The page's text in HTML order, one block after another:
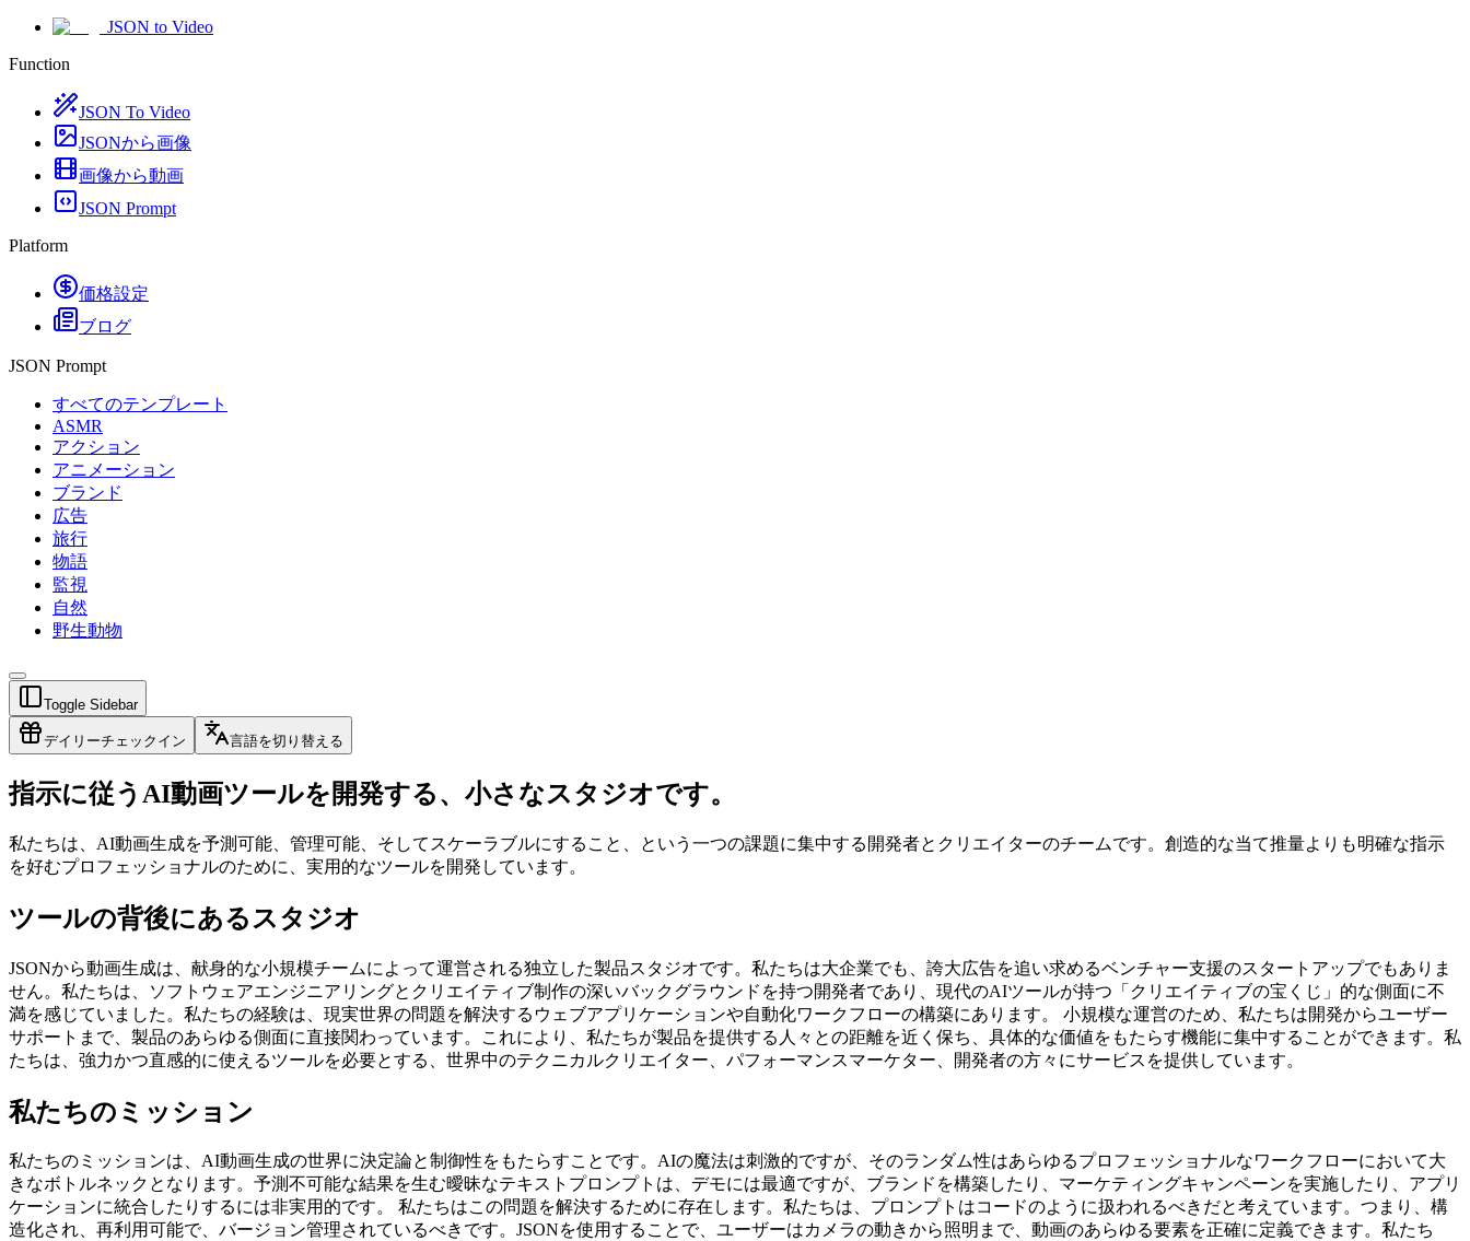
JSON to Video
Function
JSON To Video
JSONから画像
画像から動画
JSON Prompt
Platform
価格設定
ブログ
JSON Prompt
すべてのテンプレート
ASMR
アクション
アニメーション
ブランド
広告
旅行
物語
監視
自然
野生動物
Toggle Sidebar
デイリーチェックイン 言語を切り替える
指示に従うAI動画ツールを開発する、小さなスタジオです。
私たちは、AI動画生成を予測可能、管理可能、そしてスケーラブルにすること、という一つの課題に集中する開発者とクリエイターのチームです。創造的な当て推量よりも明確な指示
を好むプロフェッショナルのために、実用的なツールを開発しています。
ツールの背後にあるスタジオ
JSONから動画生成は、献身的な小規模チームによって運営される独立した製品スタジオです。私たちは大企業でも、誇大広告を追い求めるベンチャー支援のスタートアップでもありま
せん。私たちは、ソフトウェアエンジニアリングとクリエイティブ制作の深いバックグラウンドを持つ開発者であり、現代のAIツールが持つ「クリエイティブの宝くじ」的な側面に不
満を感じていました。私たちの経験は、現実世界の問題を解決するウェブアプリケーションや自動化ワークフローの構築にあります。 小規模な運営のため、私たちは開発からユーザー
サポートまで、製品のあらゆる側面に直接関わっています。これにより、私たちが製品を提供する人々との距離を近く保ち、具体的な価値をもたらす機能に集中することができます。私
たちは、強力かつ直感的に使えるツールを必要とする、世界中のテクニカルクリエイター、パフォーマンスマーケター、開発者の方々にサービスを提供しています。
私たちのミッション
私たちのミッションは、AI動画生成の世界に決定論と制御性をもたらすことです。AIの魔法は刺激的ですが、そのランダム性はあらゆるプロフェッショナルなワークフローにおいて大
きなボトルネックとなります。予測不可能な結果を生む曖昧なテキストプロンプトは、デモには最適ですが、ブランドを構築したり、マーケティングキャンペーンを実施したり、アプリ
ケーションに統合したりするには非実用的です。 私たちはこの問題を解決するために存在します。私たちは、プロンプトはコードのように扱われるべきだと考えています。つまり、構
造化され、再利用可能で、バージョン管理されているべきです。JSONを使用することで、ユーザーはカメラの動きから照明まで、動画のあらゆる要素を正確に定義できます。私たち